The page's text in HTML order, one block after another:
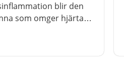
blir den
som omger hjärtat